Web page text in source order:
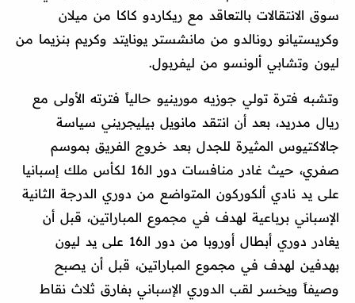
سوق الانتقالات بالتعاقد مع ريكاردو كاكا من ميلان
وكريستيانو رونالدو من مانشستر يونايتد وكريم بنزيما من
ليون وتشابي ألونسو من ليفربول.
وتشبه فترة تولي جوزيه مورينيو حالياً فترته الأولى مع
ريال مدريد، بعد أن انتقد مانويل بيليجريني سياسة
جالاكتيوس المثيرة للجدل بعد خروج الفريق بموسم
صفري، حيث غادر منافسات دور الـ16 لكأس ملك إسبانيا
على يد نادي ألكوركون المتواضع من دوري الدرجة الثانية
الإسباني برباعية لهدف في مجموع المباراتين، قبل أن
يغادر دوري أبطال أوروبا من دور الـ16 على يد ليون
بهدفين لهدف في مجموع المباراتين، قبل أن يصبح
وصيفاً ويخسر لقب الدوري الإسباني بفارق ثلاث نقاط